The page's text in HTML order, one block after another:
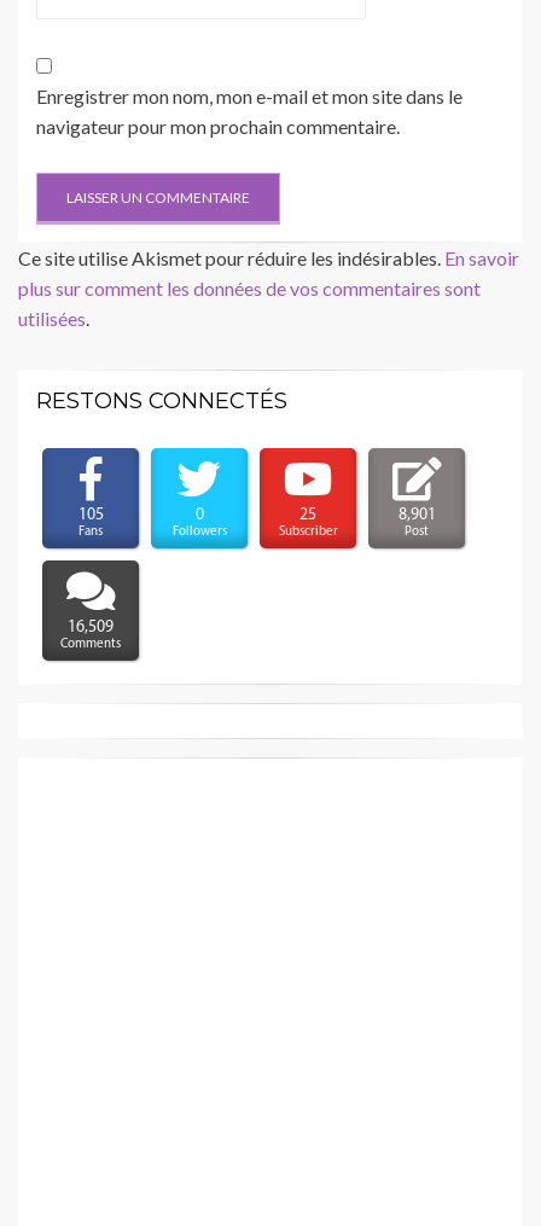
Enregistrer mon nom, mon e-mail et mon site dans le
navigateur pour mon prochain commentaire.
Ce site utilise Akismet pour réduire les indésirables. En savoir
plus sur comment les données de vos commentaires sont
utilisées.
RESTONS CONNECTÉS
105
Fans
0
Followers
25
Subscriber
8,901
Post
16,509
Comments